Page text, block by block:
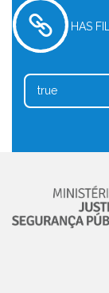
HAS
true